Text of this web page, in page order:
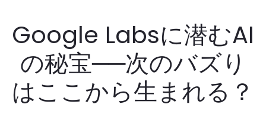
Google Labsに潜むAI
の秘宝──次のバズり
はここから生まれる？